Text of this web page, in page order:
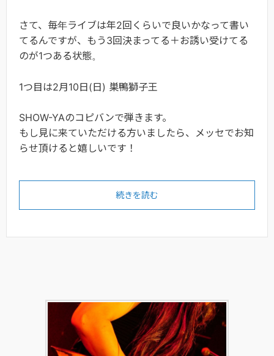
さて、毎年ライブは年2回くらいで良いかなって書い
てるんですが、もう3回決まってる＋お誘い受けてる
のが1つある状態。
1つ目は2月10日(日) 巣鴨獅子王
SHOW-YAのコピバンで弾きます。
もし見に来ていただける方いましたら、メッセでお知
らせ頂けると嬉しいです！
続きを読む